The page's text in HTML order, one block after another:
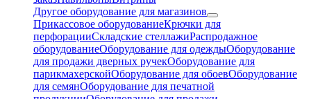
Другое оборудование для магазинов
Прикассовое оборудованиеКрючки для
перфорацииСкладские стеллажиРаспродажное
оборудованиеОборудование для одеждыОборудование
для продажи дверных ручекОборудование для
парикмахерскойОборудование для обоевОборудование
для семянОборудование для печатной